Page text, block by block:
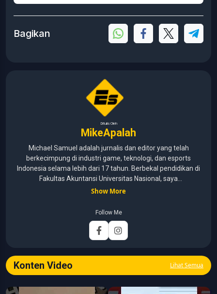
Bagikan
Ditulis Oleh
MikeApalah
Michael Samuel adalah jurnalis dan editor yang telah
berkecimpung di industri game, teknologi, dan esports
Indonesia selama lebih dari 17 tahun. Berbekal pendidikan di
Fakultas Akuntansi Universitas Nasional, saya
menggabungkan kemampuan analisis dengan pengalaman
pernah menangani berbagai peran, mulai dari reporter, editor,
marketing, business development, hingga Editor in Chief.
Fokus utamanya adalah menghadirkan tulisan yang
informatif, mendalam, dan mudah dipahami, khususnya
Show More
Follow Me
Konten Video Lihat Semua